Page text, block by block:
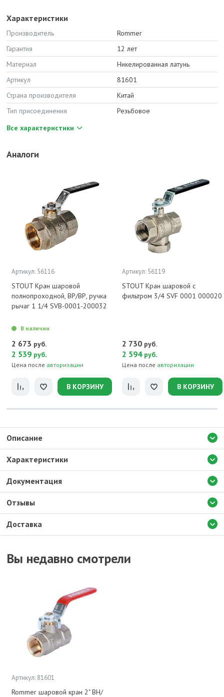
Характеристики
Производитель
Rommer
Гарантия
12 лет
Материал
Никелированная латунь
Артикул
81601
Страна производителя
Китай
Тип присоединения
Резьбовое
Все характеристики
Аналоги
Артикул: 56116
STOUT Кран шаровой
полнопроходной, ВР/ВР, ручка
рычаг 1 1/4 SVB-0001-200032
В наличии
2 673 руб.
2 539 руб.
Цена после авторизации
В КОРЗИНУ
Артикул: 56119
STOUT Кран шаровой с
фильтром 3/4 SVF 0001 000020
2 730 руб.
2 594 руб.
Цена после авторизации
В КОРЗИНУ
Доставка
Описание
Характеристики
Документация
Отзывы
Вы недавно смотрели
Артикул: 81601
Rommer шаровой кран 2" ВН/